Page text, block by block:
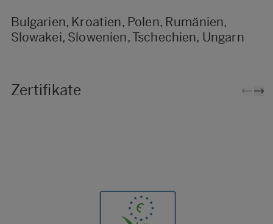
Bulgarien, Kroatien, Polen, Rumänien,
Slowakei, Slowenien, Tschechien, Ungarn
Zertifikate